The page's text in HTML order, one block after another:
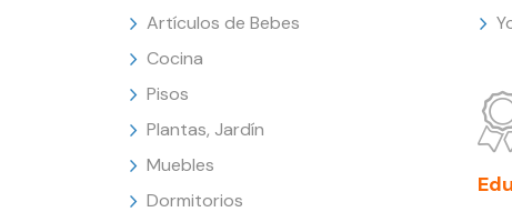
Artículos de Bebes
Cocina
Pisos
Plantas, Jardín
Muebles
Dormitorios